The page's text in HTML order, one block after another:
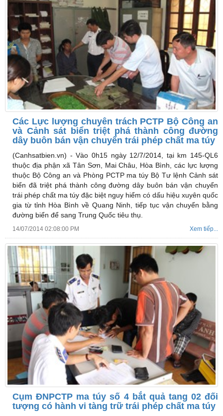
Các Lực lượng chuyên trách PCTP Bộ Công an
và Cảnh sát biển triệt phá thành công đường
dây buôn bán vận chuyển trái phép chất ma túy
(Canhsatbien.vn) -Vào 0h15 ngày 12/7/2014, tại km 145-QL6
thuộc địa phận xã Tân Sơn, Mai Châu, Hòa Bình, các lực lượng
thuộc Bộ Công an và Phòng PCTP ma túy Bộ Tư lệnh Cảnh sát
biển đã triệt phá thành công đường dây buôn bán vận chuyển
trái phép chất ma túy đặc biệt nguy hiểm có dấu hiệu xuyên quốc
gia từ tỉnh Hòa Bình về Quang Ninh, tiếp tục vận chuyển bằng
đường biển để sang Trung Quốc tiêu thụ.
14/07/2014 02:08:00 PM Xem tiếp...
Cụm ĐNPCTP ma túy số 4 bắt quả tang 02 đối
tượng có hành vi tàng trữ trái phép chất ma túy